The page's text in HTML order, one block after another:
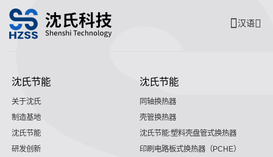
汉语
沈氏节能
关于沈氏
制造基地
沈氏节能
研发创新
沈氏节能
同轴换热器
壳管换热器
沈氏节能:塑料壳盘管式换热器
印刷电路板式换热器（PCHE）